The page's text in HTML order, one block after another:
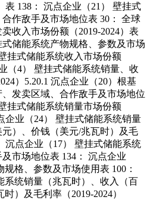
表 138： 沉点企业（21） 壁挂式
作敌手及市场地位表 30： 全球
收入市场份额（2019-2024）表
储能系统产物规格、参数及市场
挂式储能系统收入市场份额
（4） 壁挂式储能系统销量、收
）5.20.1 沉点企业（20）根基
发卖区域、合作敌手及市场地位
挂式储能系统销量市场份额
企业（24） 壁挂式储能系统销量
元）、价钱（美元/兆瓦时）及毛
沉点企业（17） 壁挂式储能系统
市场地位表 134： 沉点企业
规格、参数及市场使用表 100：
系统销量（兆瓦时）、收入（百
）及毛利率（2019-2024）